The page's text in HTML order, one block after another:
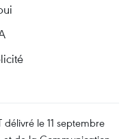
délivré le 11 septembre